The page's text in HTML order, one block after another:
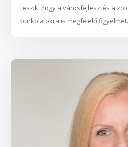
teszik, hogy a városfejlesztés a
burkolatokra is megfelelő